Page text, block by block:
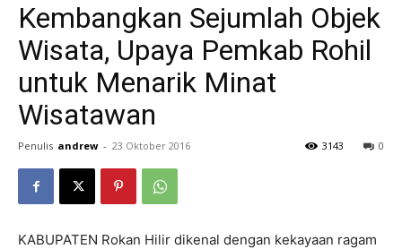
Kembangkan Sejumlah Objek
Wisata, Upaya Pemkab Rohil
untuk Menarik Minat
Wisatawan
Penulis andrew - 23 Oktober 2016 0
3143
KABUPATEN Rokan Hilir dikenal dengan kekayaan ragam